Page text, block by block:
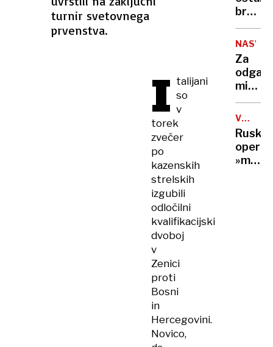
turnir svetovnega
prvenstva.
I talijani
so
v
torek
zvečer
po
kazenskih
strelskih
izgubili
odločilni
kvalifikacijski
dvoboj
v
Zenici
proti
Bosni
in
Hercegovini.
Novico,
trčil
v
šest
huje
brez
besed,
nad
je
videl
152-
brez
luči
NASVET
Za
miši
že
en
sam
list
VOJNA
V
Ruska